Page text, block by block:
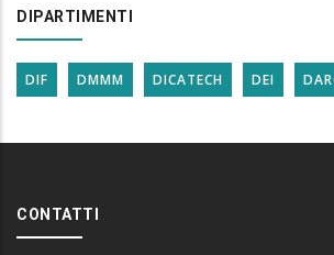
DIPARTIMENTI
DIF DMMM DICATECH DEI
CONTATTI